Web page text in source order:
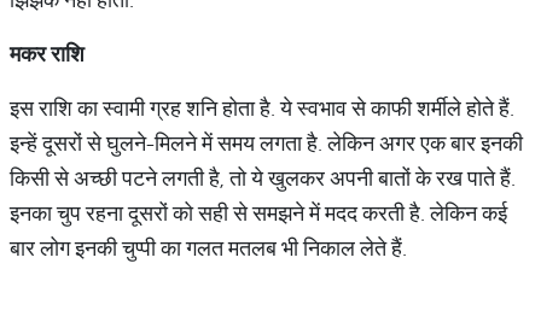
मकरराशि
इस राशि का स्वामी ग्रह शनि होता है. ये स्वभाव से काफी शर्मीले होते हैं.
इन्हें दूसरों से घुलने-मिलने में समय लगता है. लेकिन अगर एक बार इनकी
किसी से अच्छी पटने लगती है, तो ये खुलकर अपनी बातों के रख पाते हैं.
इनका चुप रहना दूसरों को सही से समझने में मदद करती है. लेकिन कई
बार लोग इनकी चुप्पी का गलत मतलब भी निकाल लेते हैं.